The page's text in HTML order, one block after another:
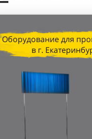
Оборудование для
в г.